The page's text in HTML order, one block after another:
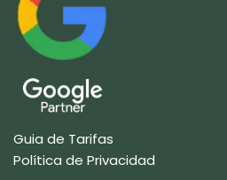
Guia de Tarifas
Política de Privacidad